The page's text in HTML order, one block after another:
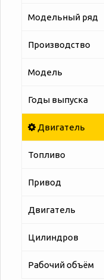
Модельный ряд
Производство
Модель
Годы выпуска
Двигатель
Топливо
Привод
Двигатель
Цилиндров
Рабочий объём